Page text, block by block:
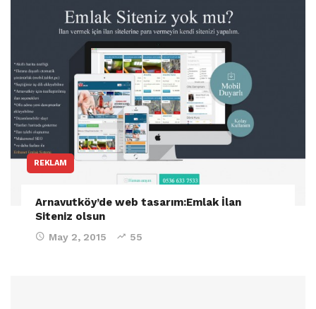
REKLAM
Arnavutköy’de web tasarım:Emlak İlan
Siteniz olsun
May 2, 2015 55